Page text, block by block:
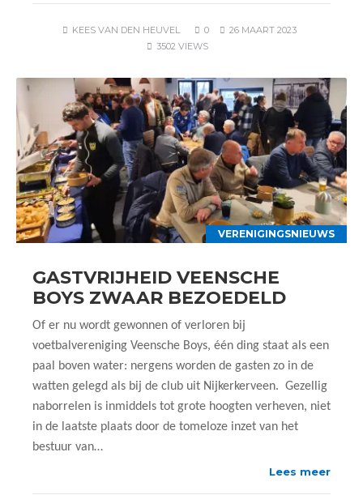
KEES VAN DEN HEUVEL 0
26 MAART 2023
3502 VIEWS
VERENIGINGSNIEUWS
GASTVRIJHEID VEENSCHE
BOYS ZWAAR BEZOEDELD
Of er nu wordt gewonnen of verloren bij
voetbalvereniging Veensche Boys, één ding staat als een
paal boven water: nergens worden de gasten zo in de
watten gelegd als bij de club uit Nijkerkerveen. Gezellig
naborrelen is inmiddels tot grote hoogten verheven, niet
in de laatste plaats door de tomeloze inzet van het
bestuur van…
Lees meer